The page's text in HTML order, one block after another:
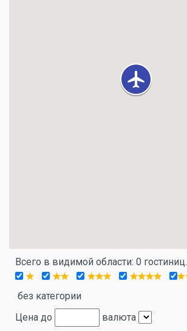
Всего в видимой области: 0 гостиниц.
без категории
Цена до
валюта